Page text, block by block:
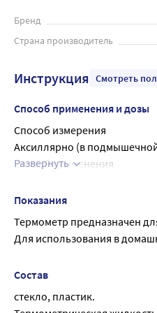
термометра нужно
должно быть расположено
сети интернет.
Бренд
Страна производитель
Инструкция Смотреть
Способ применения и дозы
Способ измерения
Аксиллярно (в
Способ применения
Добейтесь снижения высоты
Разместите наконечник
Время измерения - не менее
Развернуть
Показания
Термометр предназначен
Для использования в
Состав
стекло, пластик.